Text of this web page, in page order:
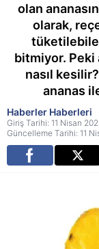
olan
olarak,
bitmiyor. Peki
nasıl
ananas
Haberler Haberleri
Giriş Tarihi: 11 Nisan
Güncelleme Tarihi: 11